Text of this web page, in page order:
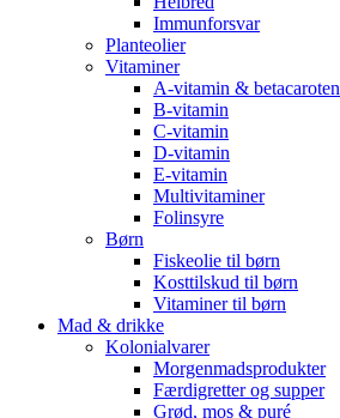
Immunforsvar
Planteolier
Vitaminer
A-vitamin & betacaroten
B-vitamin
C-vitamin
D-vitamin
E-vitamin
Multivitaminer
Folinsyre
Børn
Fiskeolie til børn
Kosttilskud til børn
Vitaminer til børn
Mad & drikke
Kolonialvarer
Morgenmadsprodukter
Færdigretter og supper
Grød, mos & puré